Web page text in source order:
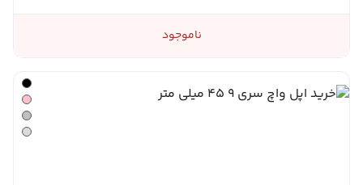
ناموجود